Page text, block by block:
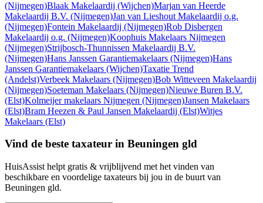
(Nijmegen)Blaak Makelaardij (Wijchen)Marjan van Heerde
Makelaardij B.V. (Nijmegen)Jan van Lieshout Makelaardij o.g.
(Nijmegen)Fontein Makelaardij (Nijmegen)Rob Disbergen
Makelaardij o.g. (Nijmegen)Koophuis Makelaars Nijmegen
(Nijmegen)Strijbosch-Thunnissen Makelaardij B.V.
(Nijmegen)Hans Janssen Garantiemakelaars (Nijmegen)Hans
Janssen Garantiemakelaars (Wijchen)Taxatie Trend
(Andelst)Verbeek Makelaars (Nijmegen)Bob Witteveen Makelaardij
(Nijmegen)Soeteman Makelaars (Nijmegen)Nieuwe Buren B.V.
(Elst)Kolmeijer makelaars Nijmegen (Nijmegen)Jansen Makelaars
(Elst)Bram Heezen & Paul Jansen Makelaardij (Elst)Witjes
Makelaars (Elst)
Vind de beste taxateur in Beuningen gld
HuisAssist helpt gratis & vrijblijvend met het vinden van
beschikbare en voordelige taxateurs bij jou in de buurt van
Beuningen gld.